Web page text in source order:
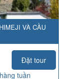
VÀ CẦU
Đặt tour
tuần